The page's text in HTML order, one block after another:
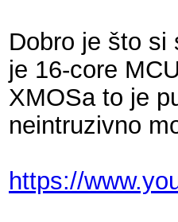
Dobro je što si
je 16-core
XMOSa to je
neintruzivno
https://